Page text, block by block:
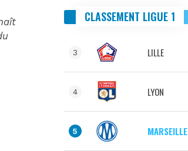
CLASSEMENT LIGUE 1
3 LILLE
4 LYON
5 MARSEILLE